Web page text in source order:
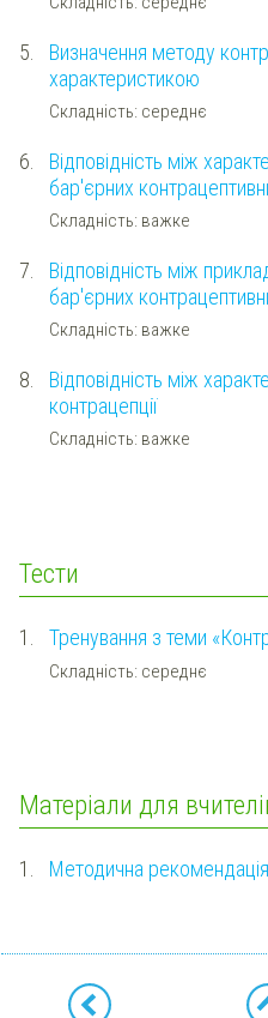
5.
Визначення методу
характеристикою
Складність: середнє
6.
Відповідність між
бар'єрних
Складність: важке
7.
Відповідність між
бар'єрних
Складність: важке
8.
Відповідність між
контрацепції
Складність: важке
Тести
1. Тренування з теми
Складність: середнє
Матеріали для
1. Методична рекомендація